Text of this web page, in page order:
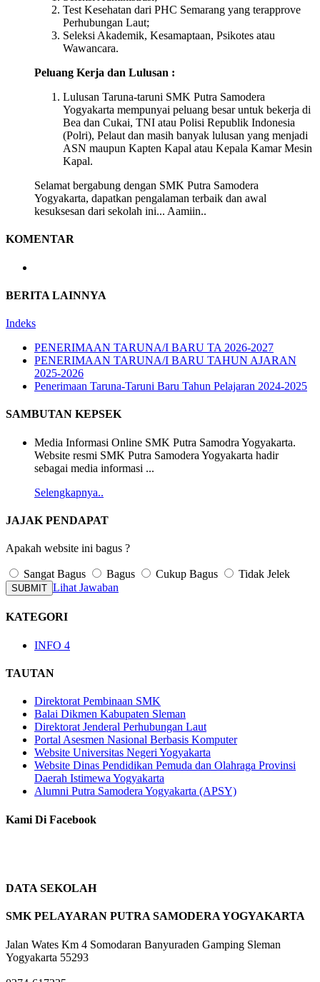
Test Kesehatan dari PHC Semarang yang terapprove
Perhubungan Laut;
Seleksi Akademik, Kesamaptaan, Psikotes atau
Wawancara.
Peluang Kerja dan Lulusan :
Lulusan Taruna-taruni SMK Putra Samodera
Yogyakarta mempunyai peluang besar untuk bekerja di
Bea dan Cukai, TNI atau Polisi Republik Indonesia
(Polri), Pelaut dan masih banyak lulusan yang menjadi
ASN maupun Kapten Kapal atau Kepala Kamar Mesin
Kapal.
Selamat bergabung dengan SMK Putra Samodera
Yogyakarta, dapatkan pengalaman terbaik dan awal
kesuksesan dari sekolah ini... Aamiin..
KOMENTAR
BERITA LAINNYA
Indeks
PENERIMAAN TARUNA/I BARU TA 2026-2027
PENERIMAAN TARUNA/I BARU TAHUN AJARAN
2025-2026
Penerimaan Taruna-Taruni Baru Tahun Pelajaran 2024-2025
SAMBUTAN KEPSEK
Media Informasi Online SMK Putra Samodra Yogyakarta.
Website resmi SMK Putra Samodera Yogyakarta hadir
sebagai media informasi ...
Selengkapnya..
JAJAK PENDAPAT
Apakah website ini bagus ?
Sangat Bagus Bagus Cukup Bagus Tidak Jelek
SUBMIT Lihat Jawaban
KATEGORI
INFO 4
TAUTAN
Direktorat Pembinaan SMK
Balai Dikmen Kabupaten Sleman
Direktorat Jenderal Perhubungan Laut
Portal Asesmen Nasional Berbasis Komputer
Website Universitas Negeri Yogyakarta
Website Dinas Pendidikan Pemuda dan Olahraga Provinsi
Daerah Istimewa Yogyakarta
Alumni Putra Samodera Yogyakarta (APSY)
Kami Di Facebook
DATA SEKOLAH
SMK PELAYARAN PUTRA SAMODERA YOGYAKARTA
Jalan Wates Km 4 Somodaran Banyuraden Gamping Sleman
Yogyakarta 55293